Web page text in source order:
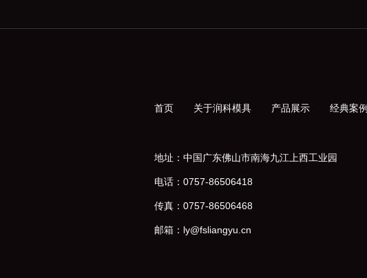
首页 关于润科模具 产品展示 经典案例
地址：中国广东佛山市南海九江上西工业园
电话：0757-86506418
传真：0757-86506468
邮箱：ly@fsliangyu.cn